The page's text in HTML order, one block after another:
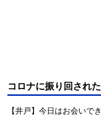
コロナに振り回され
【井戸】今日はお会いで